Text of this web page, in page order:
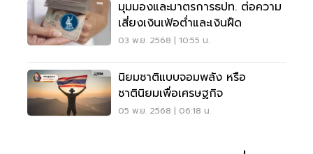
มุมมองและมาตรการธปท. ต่อความ
เสี่ยงเงินเฟ้อต่ำและเงินฝืด
03 พ.ย. 2568 | 10:55 น.
นิยมชาติแบบจอมพลัง หรือ
ชาตินิยมเพื่อเศรษฐกิจ
05 พ.ย. 2568 | 06:18 น.